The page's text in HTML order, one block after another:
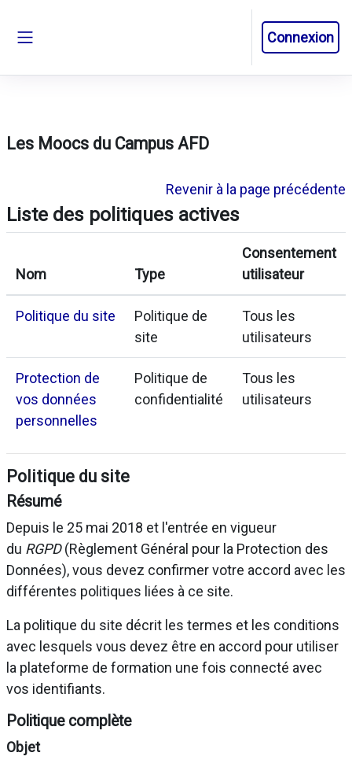
Connexion
Les Moocs du Campus AFD
Revenir à la page précédente
Liste des politiques actives
Nom Type
Consentement
utilisateur
Politique du site
Politique de
site
Tous les
utilisateurs
Protection de
vos données
personnelles
Politique de
confidentialité
Tous les
utilisateurs
Politique du site
Résumé
Depuis le 25 mai 2018 et l'entrée en vigueur
du RGPD(Règlement Général pour la Protection des
Données), vous devez confirmer votre accord avec les
différentes politiques liées à ce site.
La politique du site décrit les termes et les conditions
avec lesquels vous devez être en accord pour utiliser
la plateforme de formation une fois connecté avec
vos identifiants.
Politique complète
Objet